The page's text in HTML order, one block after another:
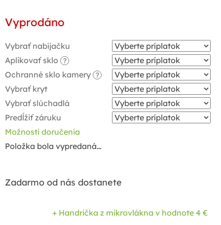
cena:
Vyprodáno
Vybrať nabíjačku
Aplikovať sklo
?
Ochranné sklo kamery ?
Vybrať kryt
Vybrať slúchadlá
Predĺžiť záruku
Možnosti doručenia
Položka bola vypredaná…
Zadarmo od nás dostanete
+ Handrička z mikrovlákna v hodnote 4 €